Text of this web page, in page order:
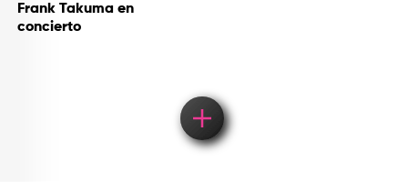
Frank Takuma en
concierto